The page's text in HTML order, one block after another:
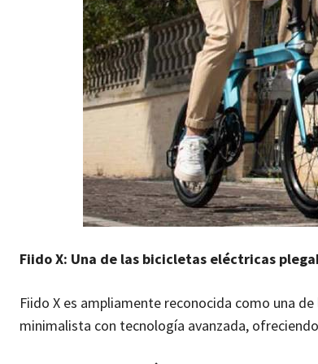
Fiido X: Una de las bicicletas eléctricas
Fiido X es ampliamente reconocida como una
minimalista con tecnología avanzada,